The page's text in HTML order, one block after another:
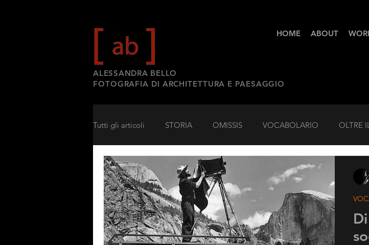
HOME ABOUT
ALESSANDRA BELLO
FOTOGRAFIA DI ARCHITETTURA E PAESAGGIO
Tutti gli articoli STORIA OMISSIS VOCABOLARIO OLTRE